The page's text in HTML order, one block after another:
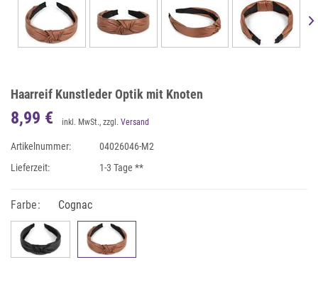
Haarreif Kunstleder Optik mit Knoten
8,99 € inkl. MwSt., zzgl. Versand
Artikelnummer:
04026046-M2
Lieferzeit:
1-3 Tage **
Farbe: Cognac